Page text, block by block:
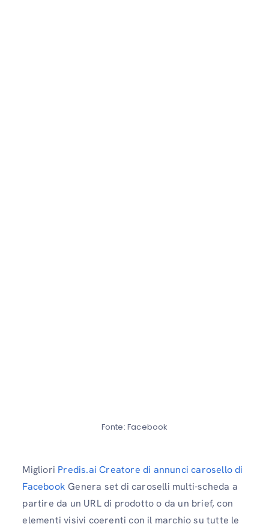
Fonte: Facebook
Migliori Predis.ai Creatore di annunci carosello di
Facebook Genera set di caroselli multi-scheda a
partire da un URL di prodotto o da un brief, con
elementi visivi coerenti con il marchio su tutte le